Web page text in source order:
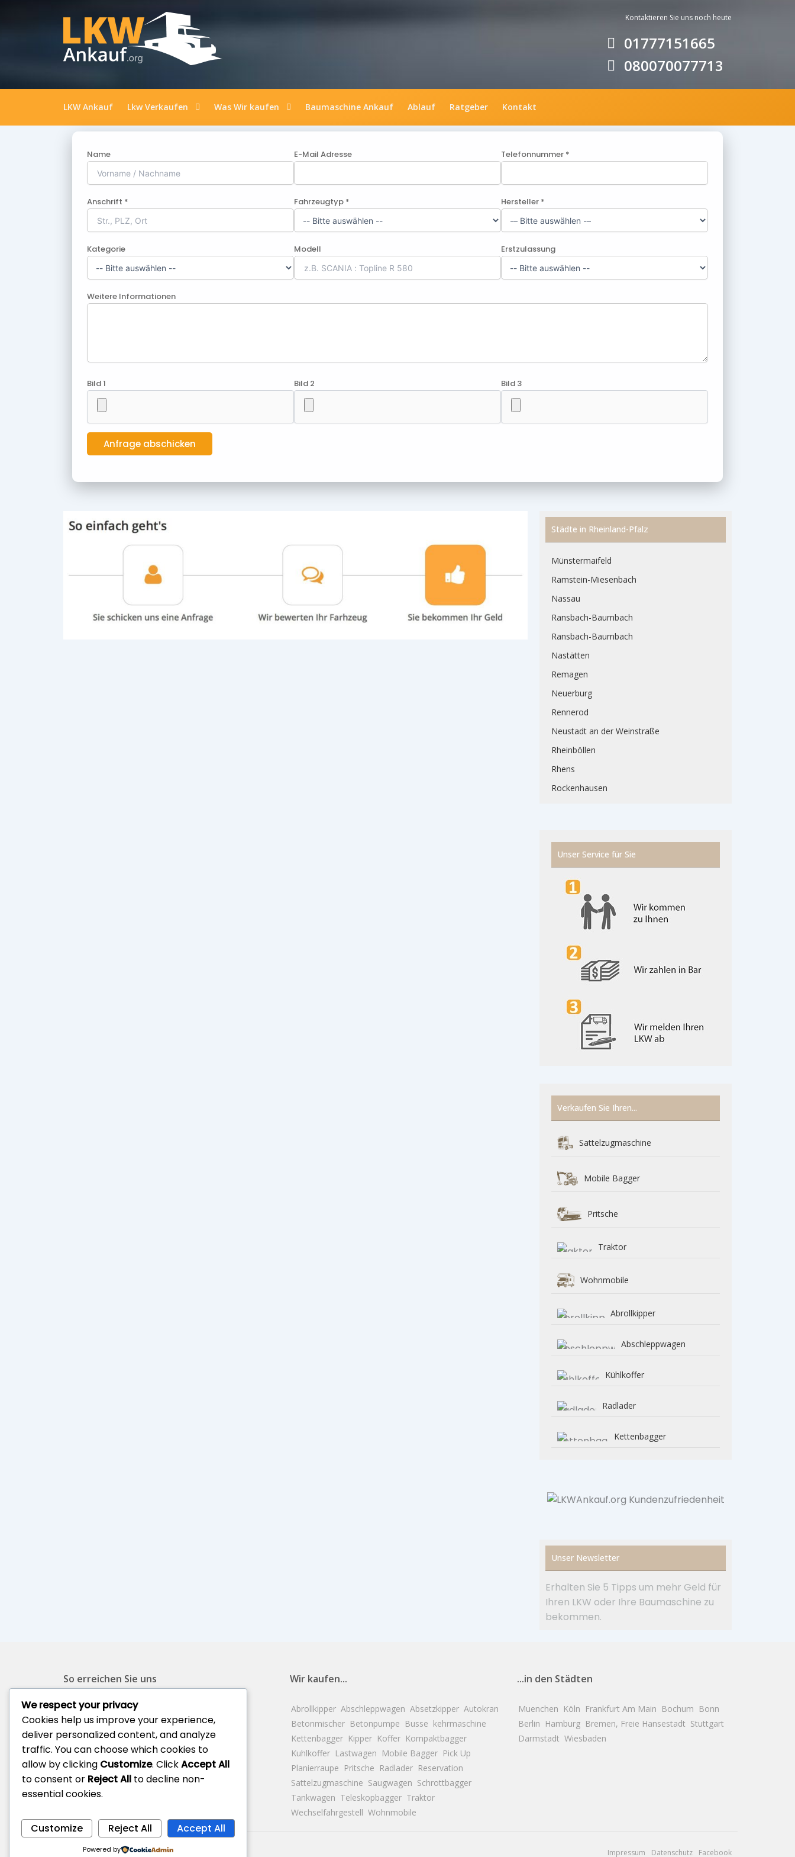
Kontaktieren Sie uns noch heute
01777151665
080070077713
LKW Ankauf Lkw Verkaufen Was Wir kaufen Baumaschine Ankauf Ablauf Ratgeber Kontakt
Name E-Mail Adresse Telefonnummer *
Anschrift * Fahrzeugtyp * Hersteller *
Kategorie Modell Erstzulassung
Weitere Informationen
Bild 1 Bild 2 Bild 3
Städte in Rheinland-Pfalz
Münstermaifeld
Ramstein-Miesenbach
Nassau
Ransbach-Baumbach
Ransbach-Baumbach
Nastätten
Remagen
Neuerburg
Rennerod
Neustadt an der Weinstraße
Rheinböllen
Rhens
Rockenhausen
Unser Service für Sie
Verkaufen Sie Ihren...
Sattelzugmaschine
Mobile Bagger
Pritsche
Traktor
Wohnmobile
Abrollkipper
Abschleppwagen
Kühlkoffer
Radlader
Kettenbagger
Unser Newsletter
Erhalten Sie 5 Tipps um mehr Geld für
Ihren LKW oder Ihre Baumaschine zu
bekommen.
So erreichen Sie uns
T: 0800 70077713
M: 0177 7151665
E: info@lkwankauf.org
Wir kaufen...
Abrollkipper Abschleppwagen Absetzkipper Autokran
Betonmischer Betonpumpe Busse kehrmaschine
Kettenbagger Kipper Koffer Kompaktbagger
Kuhlkoffer Lastwagen Mobile Bagger Pick Up
Planierraupe Pritsche Radlader Reservation
Sattelzugmaschine Saugwagen Schrottbagger
Tankwagen Teleskopbagger Traktor
Wechselfahrgestell Wohnmobile
...in den Städten
Muenchen Köln Frankfurt Am Main Bochum Bonn
Berlin Hamburg Bremen, Freie Hansestadt Stuttgart
Darmstadt Wiesbaden
Copyright 2023 - LKWAnkauf.org Facebook
Datenschutz
Impressum
We respect your privacy
Cookies help us improve your experience,
deliver personalized content, and analyze
traffic. You can choose which cookies to
allow by clicking Customize. ClickAccept All
to consent or Reject All to decline non-
essential cookies.
Customize Reject All Accept All
Powered by